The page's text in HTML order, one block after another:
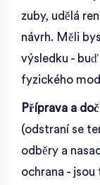
zuby, udělá
návrh. Měli
výsledku -
fyzického
Příprava a
(odstraní se
odběry a
ochrana -